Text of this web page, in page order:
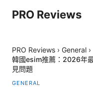
PRO Reviews
PRO Reviews › General ›
韓國esim推薦：2026年
見問題
GENERAL